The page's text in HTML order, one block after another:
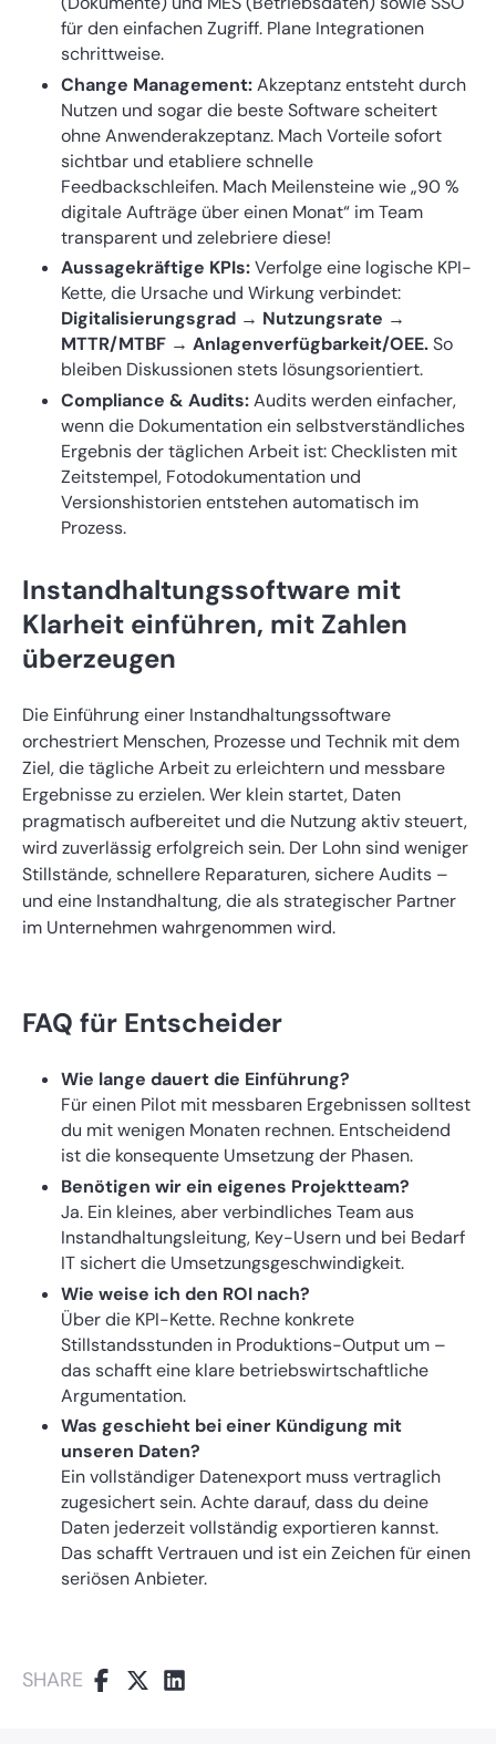
für den einfachen Zugriff. Plane Integrationen
schrittweise.
Change Management:Akzeptanz entsteht durch
Nutzen und sogar die beste Software scheitert
ohne Anwenderakzeptanz. Mach Vorteile sofort
sichtbar und etabliere schnelle
Feedbackschleifen. Mach Meilensteine wie „90 %
digitale Aufträge über einen Monat“ im Team
transparent und zelebriere diese!
Aussagekräftige KPIs:Verfolge eine logische KPI-
Kette, die Ursache und Wirkung verbindet:
Digitalisierungsgrad → Nutzungsrate →
MTTR/MTBF → Anlagenverfügbarkeit/OEE.So
bleiben Diskussionen stets lösungsorientiert.
Compliance & Audits:Audits werden einfacher,
wenn die Dokumentation ein selbstverständliches
Ergebnis der täglichen Arbeit ist: Checklisten mit
Zeitstempel, Fotodokumentation und
Versionshistorien entstehen automatisch im
Prozess.
Instandhaltungssoftware mit
Klarheit einführen, mit Zahlen
überzeugen
Die Einführung einer Instandhaltungssoftware
orchestriert Menschen, Prozesse und Technik mit dem
Ziel, die tägliche Arbeit zu erleichtern und messbare
Ergebnisse zu erzielen. Wer klein startet, Daten
pragmatisch aufbereitet und die Nutzung aktiv steuert,
wird zuverlässig erfolgreich sein. Der Lohn sind weniger
Stillstände, schnellere Reparaturen, sichere Audits –
und eine Instandhaltung, die als strategischer Partner
im Unternehmen wahrgenommen wird.
FAQ für Entscheider
Wie lange dauert die Einführung?
Für einen Pilot mit messbaren Ergebnissen solltest
du mit wenigen Monaten rechnen. Entscheidend
ist die konsequente Umsetzung der Phasen.
Benötigen wir ein eigenes Projektteam?
Ja. Ein kleines, aber verbindliches Team aus
Instandhaltungsleitung, Key-Usern und bei Bedarf
IT sichert die Umsetzungsgeschwindigkeit.
Wie weise ich den ROI nach?
Über die KPI-Kette. Rechne konkrete
Stillstandsstunden in Produktions-Output um –
das schafft eine klare betriebswirtschaftliche
Argumentation.
Was geschieht bei einer Kündigung mit
unseren Daten?
Ein vollständiger Datenexport muss vertraglich
zugesichert sein. Achte darauf, dass du deine
Daten jederzeit vollständig exportieren kannst.
Das schafft Vertrauen und ist ein Zeichen für einen
seriösen Anbieter.
SHARE